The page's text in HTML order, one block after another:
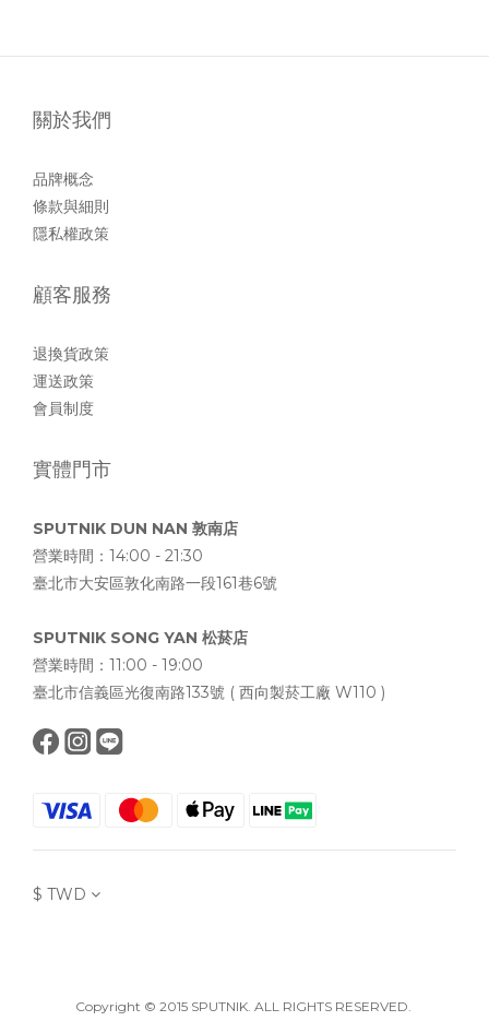
關於我們
品牌概念
條款與細則
隱私權政策
顧客服務
退換貨政策
運送政策
會員制度
實體門市
SPUTNIK DUN NAN 敦南店
營業時間：14:00 - 21:30
臺北市大安區敦化南路一段161巷6號
SPUTNIK SONG YAN 松菸店
營業時間：11:00 - 19:00
臺北市信義區光復南路133號 ( 西向製菸工廠 W110 )
$ TWD
Copyright © 2015 SPUTNIK. ALL RIGHTS RESERVED.